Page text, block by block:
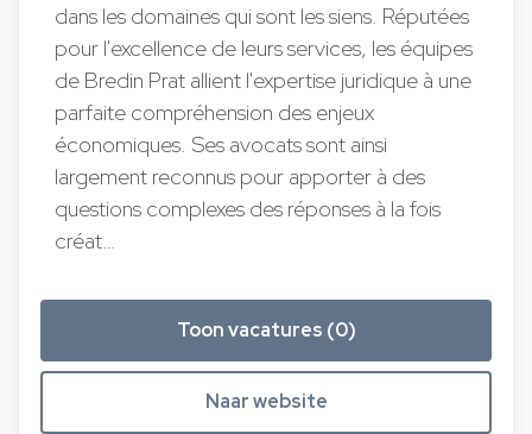
dans les domaines qui sont les siens. Réputées
pour l'excellence de leurs services, les équipes
de Bredin Prat allient l'expertise juridique à une
parfaite compréhension des enjeux
économiques. Ses avocats sont ainsi
largement reconnus pour apporter à des
questions complexes des réponses à la fois
créat…
Toon vacatures (0)
Naar website